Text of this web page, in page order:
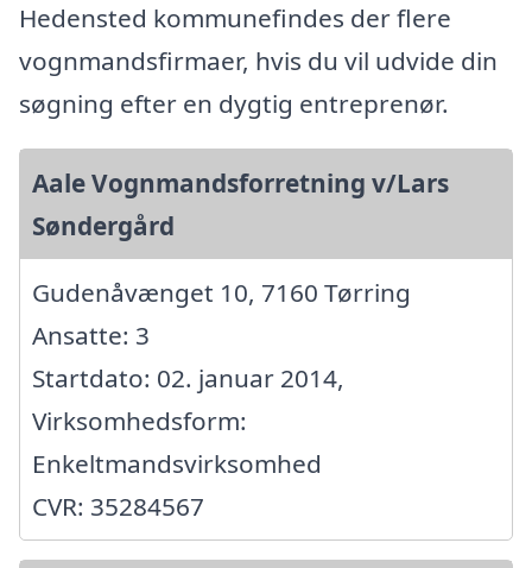
Hedensted kommunefindes der flere
vognmandsfirmaer, hvis du vil udvide din
søgning efter en dygtig entreprenør.
Aale Vognmandsforretning v/Lars
Søndergård
Gudenåvænget 10, 7160 Tørring
Ansatte: 3
Startdato: 02. januar 2014,
Virksomhedsform:
Enkeltmandsvirksomhed
CVR: 35284567